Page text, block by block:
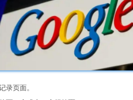
页面。